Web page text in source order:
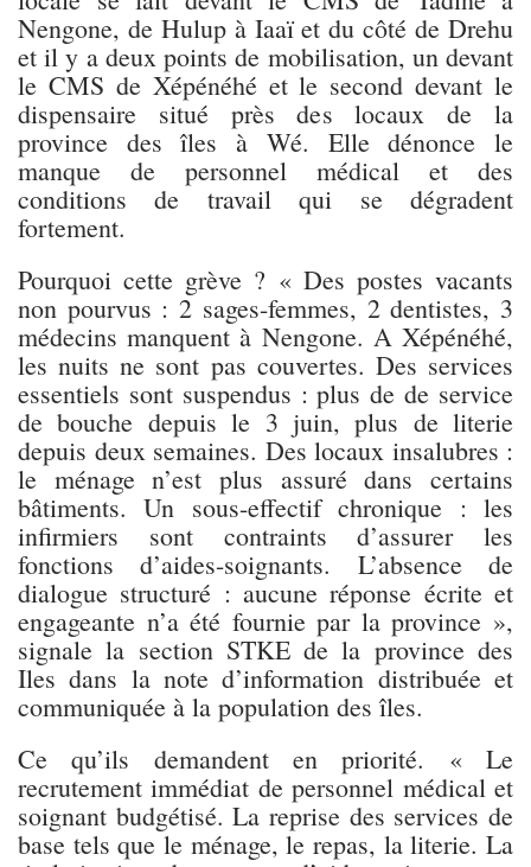
Nengone, de Hulup à Iaaï et du côté de Drehu
et il y a deux points de mobilisation, un devant
le CMS de Xépénéhé et le second devant le
dispensaire situé près des locaux de la
province des îles à Wé. Elle dénonce le
manque de personnel médical et des
conditions de travail qui se dégradent
fortement.
Pourquoi cette grève ? « Des postes vacants
non pourvus : 2 sages-femmes, 2 dentistes, 3
médecins manquent à Nengone. A Xépénéhé,
les nuits ne sont pas couvertes. Des services
essentiels sont suspendus : plus de de service
de bouche depuis le 3 juin, plus de literie
depuis deux semaines. Des locaux insalubres :
le ménage n’est plus assuré dans certains
bâtiments. Un sous-effectif chronique : les
infirmiers sont contraints d’assurer les
fonctions d’aides-soignants. L’absence de
dialogue structuré : aucune réponse écrite et
engageante n’a été fournie par la province »,
signale la section STKE de la province des
Iles dans la note d’information distribuée et
communiquée à la population des îles.
Ce qu’ils demandent en priorité. « Le
recrutement immédiat de personnel médical et
soignant budgétisé. La reprise des services de
base tels que le ménage, le repas, la literie. La